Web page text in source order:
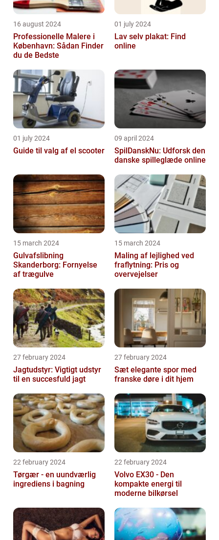
16 august 2024
Professionelle Malere i
København: Sådan Finder
du de Bedste
01 july 2024
Lav selv plakat: Find
online
01 july 2024
Guide til valg af el scooter
09 april 2024
SpilDanskNu: Udforsk den
danske spilleglæde online
15 march 2024
Gulvafslibning
Skanderborg: Fornyelse
af trægulve
15 march 2024
Maling af lejlighed ved
fraflytning: Pris og
overvejelser
27 february 2024
Jagtudstyr: Vigtigt udstyr
til en succesfuld jagt
27 february 2024
Sæt elegante spor med
franske døre i dit hjem
22 february 2024
Tørgær - en uundværlig
ingrediens i bagning
22 february 2024
Volvo EX30 - Den
kompakte energi til
moderne bilkørsel